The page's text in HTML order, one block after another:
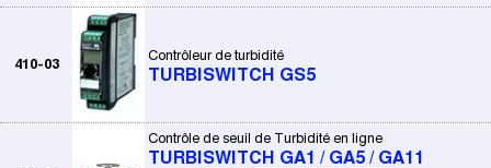
410-03
Contrôleur de turbidité
TURBISWITCH GS5
Contrôle de seuil de Turbidité en ligne
TURBISWITCH GA1 / GA5 / GA11